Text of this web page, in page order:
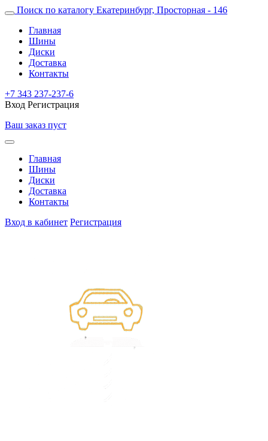
Поиск по каталогу Екатеринбург, Просторная - 146
Главная
Шины
Диски
Доставка
Контакты
+7 343 237-237-6
Вход Регистрация
Ваш заказ пуст
Главная
Шины
Диски
Доставка
Контакты
Вход в кабинет Регистрация